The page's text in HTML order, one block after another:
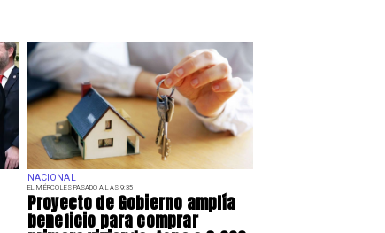
NACIONAL
EL MIÉRCOLES PASADO A LAS 9:35
Proyecto de Gobierno amplía
beneficio para comprar